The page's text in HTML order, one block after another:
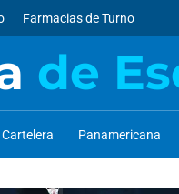
Farmacias de Turno
de
Cartelera Panamericana